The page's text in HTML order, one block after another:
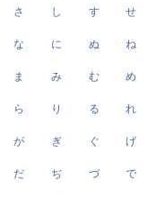
さ し す せ
な に ぬ ね
ま み む め
ら り る れ
が ぎ ぐ げ
だ ぢ づ で